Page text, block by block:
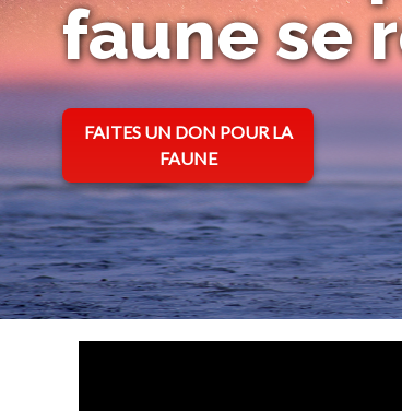
faune se
FAITES UN DON POUR LA
FAUNE
s’ouvre dans un nouvel onglet